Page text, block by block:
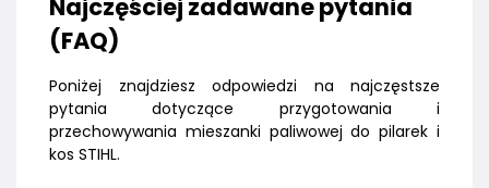
Najczęściej zadawane pytania
(FAQ)
Poniżej znajdziesz odpowiedzi na najczęstsze
pytania dotyczące przygotowania i
przechowywania mieszanki paliwowej do pilarek i
kos STIHL.